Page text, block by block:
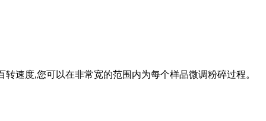
速度,您可以在非常宽的范围内为每个样品微调粉碎过程。